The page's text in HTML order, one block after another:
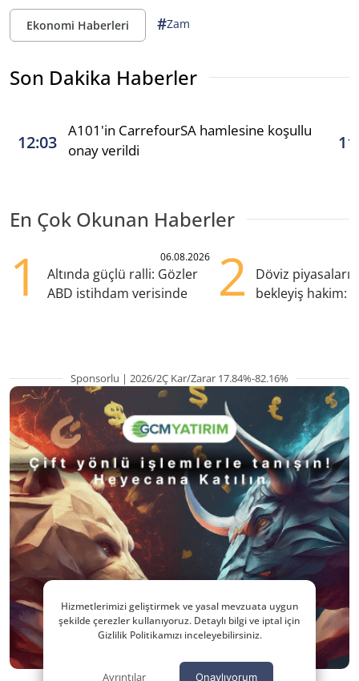
Ekonomi Haberleri #Zam
Son Dakika Haberler
12:03
A101'in CarrefourSA hamlesine koşullu
onay verildi
En Çok Okunan Haberler
1 06.08.2026
Altında güçlü ralli: Gözler
ABD istihdam verisinde
2
Döviz
bekleyiş hakim:
Sponsorlu | 2026/2Ç Kar/Zarar 17.84%-82.16%
Hizmetlerimizi geliştirmek ve yasal mevzuata uygun
şekilde çerezler kullanıyoruz. Detaylı bilgi ve iptal için
Gizlilik Politikamızı inceleyebilirsiniz.
Ayrıntılar Onaylıyorum